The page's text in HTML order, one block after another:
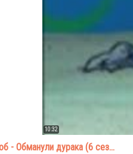
10:32
- Обманули дурака (6 сез...